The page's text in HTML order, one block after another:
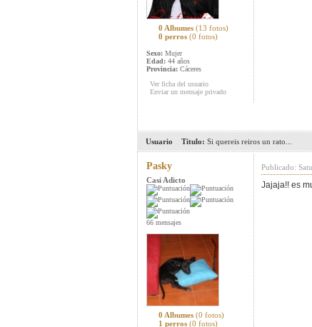
0 Albumes (13 fotos)
0 perros (0 fotos)
Sexo: Mujer
Edad: 44 años
Provincia: Cáceres
Ver ficha del usuario
Enviar un mensaje privado
Usuario Titulo: Si quereis reiros un rato...
Pasky
Casi Adicto
66 mensajes
0 Albumes (0 fotos)
1 perros (0 fotos)
Publicado:
Jajaja!! es